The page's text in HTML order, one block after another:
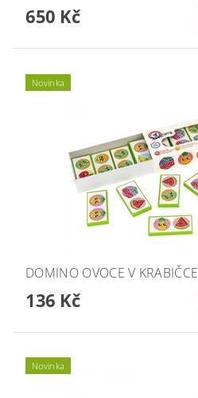
650 Kč
Novinka
DOMINO OVOCE V KRABIČCE
136 Kč
Novinka